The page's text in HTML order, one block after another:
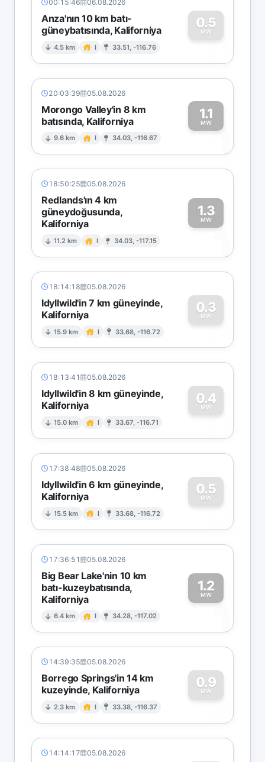
00:15:46 06.08.2026
Anza'nın 10 km batı-
güneybatısında, Kaliforniya
4.5 km I 33.51, -116.76
0.5
MW
0
20:03:39 05.08.2026
Morongo Valley'in 8 km
batısında, Kaliforniya
9.6 km I 34.03, -116.67
1.1
MW1
18:50:25 05.08.2026
Redlands'ın 4 km
güneydoğusunda,
Kaliforniya
11.2 km I 34.03, -117.15
1.3
MW
1
18:14:18 05.08.2026
Idyllwild'in 7 km güneyinde,
Kaliforniya
15.9 km I 33.68, -116.72
0.3
MW
0
18:13:41 05.08.2026
Idyllwild'in 8 km güneyinde,
Kaliforniya
15.0 km I 33.67, -116.71
0.4
MW
0
17:38:48 05.08.2026
Idyllwild'in 6 km güneyinde,
Kaliforniya
15.5 km I 33.68, -116.72
0.5
MW
0
17:36:51 05.08.2026
Big Bear Lake'nin 10 km
batı-kuzeybatısında,
Kaliforniya
6.4 km I 34.28, -117.02
1.2
MW
1
14:39:35 05.08.2026
Borrego Springs'in 14 km
kuzeyinde, Kaliforniya
2.3 km I 33.38, -116.37
0.9
MW
0
14:14:17 05.08.2026